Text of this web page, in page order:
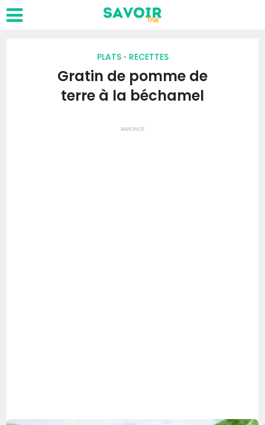
PLATS • RECETTES
Gratin de pomme de
terre à la béchamel
ANNONCE